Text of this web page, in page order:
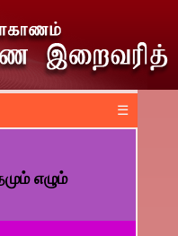
☰
எழும்